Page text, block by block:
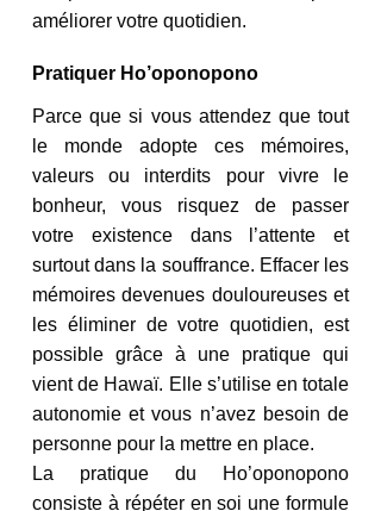
améliorer votre quotidien.
Pratiquer Ho’oponopono
Parce que si vous attendez que tout
le monde adopte ces mémoires,
valeurs ou interdits pour vivre le
bonheur, vous risquez de passer
votre existence dans l’attente et
surtout dans la souffrance. Effacer les
mémoires devenues douloureuses et
les éliminer de votre quotidien, est
possible grâce à une pratique qui
vient de Hawaï. Elle s’utilise en totale
autonomie et vous n’avez besoin de
personne pour la mettre en place.
La pratique du Ho’oponopono
consiste à répéter en soi une formule